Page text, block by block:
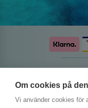
Om cookies på
Vi använder cookies för